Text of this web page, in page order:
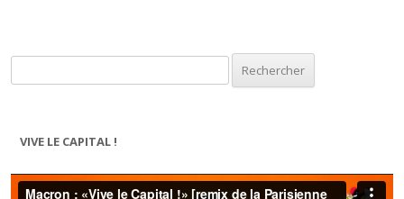
VIVE LE CAPITAL !
Lecteur
vidéo